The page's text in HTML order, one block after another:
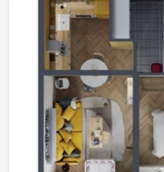
компаний «Восток Центр Иркутск»